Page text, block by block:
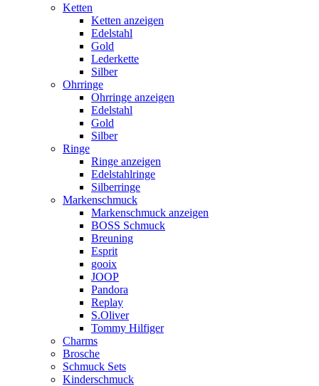
Ketten
Ketten anzeigen
Edelstahl
Gold
Lederkette
Silber
Ohrringe
Ohrringe anzeigen
Edelstahl
Gold
Silber
Ringe
Ringe anzeigen
Edelstahlringe
Silberringe
Markenschmuck
Markenschmuck anzeigen
BOSS Schmuck
Breuning
Esprit
gooix
JOOP
Pandora
Replay
S.Oliver
Tommy Hilfiger
Charms
Brosche
Schmuck Sets
Kinderschmuck